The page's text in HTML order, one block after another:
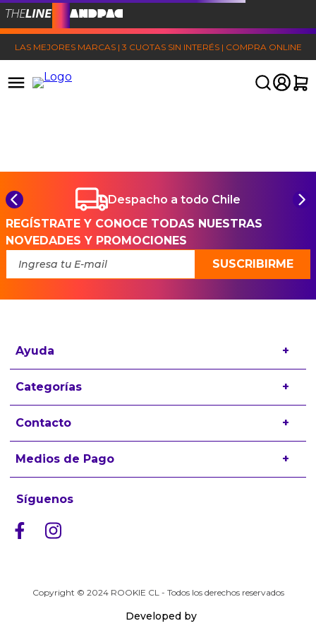
LAS MEJORES MARCAS | 3 CUOTAS SIN INTERÉS | COMPRA ONLINE
Despacho a todo Chile
REGÍSTRATE Y CONOCE TODAS NUESTRAS
NOVEDADES Y PROMOCIONES
SUSCRIBIRME
Ayuda +
Preguntas frecuentes
Términos y condiciones
Políticas de Devolución
Categorías +
Zapatillas
Ropa
Accesorios
Contacto +
contacto@rookiekids.cl
Trabaja con nosotros
Medios de Pago +
Síguenos
Copyright © 2024 ROOKIE CL - Todos los derechos reservados